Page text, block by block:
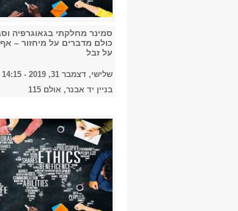
סמינר מחלקתי בגאוגרפיה
כולם מדברים על מיחזור –
על זבל
שלישי, דצמבר 31, 2019 - 14:15
בניין יד אבנר, אולם 115